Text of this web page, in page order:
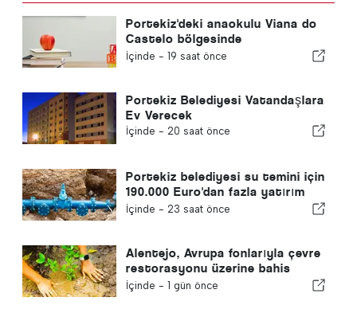
Portekiz'deki anaokulu Viana do
Castelo bölgesinde
kapanmayacak
İçinde - 19 saat önce
Portekiz Belediyesi Vatandaşlara
Ev Verecek
İçinde - 20 saat önce
Portekiz belediyesi su temini için
190.000 Euro'dan fazla yatırım
yapıyor
İçinde - 23 saat önce
Alentejo, Avrupa fonlarıyla çevre
restorasyonu üzerine bahis
yapıyor
İçinde - 1 gün önce